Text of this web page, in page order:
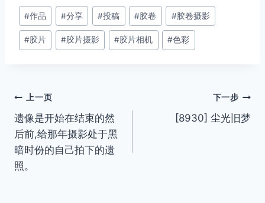
文
章
标
#作品 #分享 #投稿 #胶卷 #胶卷摄影
#胶片 #胶片摄影 #胶片相机 #色彩
文
章
导
航
上一页
遗像是开始在结束的然​​
后前,给那年摄影处于黑
暗时份的自己拍下的遗
照。
下一步
[8930] 尘光旧梦